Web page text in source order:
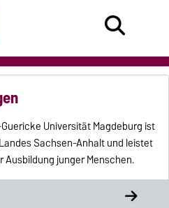
Universität Magdeburg ist
Sachsen-Anhalt und leistet
junger Menschen.